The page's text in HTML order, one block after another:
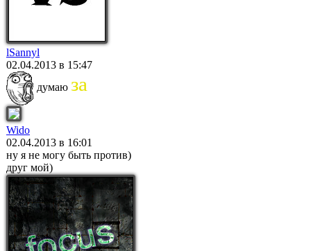
lSannyl
02.04.2013 в 15:47
думаю за
Wido
02.04.2013 в 16:01
ну я не могу быть против)
друг мой)